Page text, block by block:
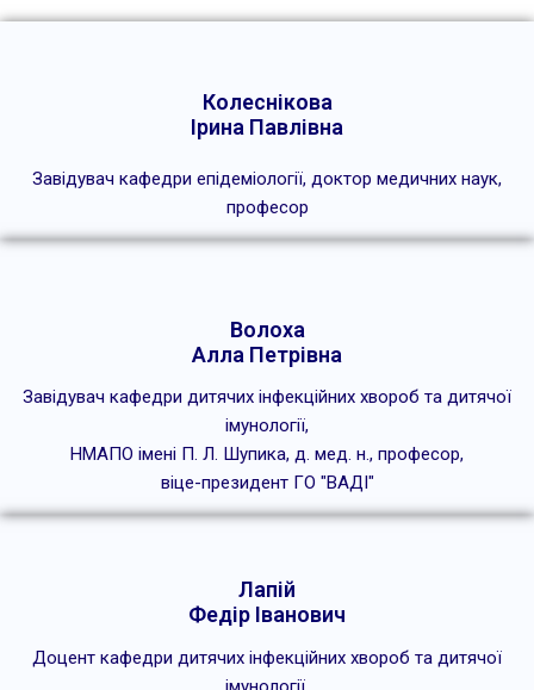
Колеснікова
Ірина Павлівна
Завідувач кафедри епідеміології, доктор медичних наук,
професор
Волоха
Алла Петрівна
Завідувач кафедри дитячих інфекційних хвороб та дитячої
імунології,
НМАПО імені П. Л. Шупика, д. мед. н., професор,
віце-президент ГО "ВАДІ"
Лапій
Федір Іванович
Доцент кафедри дитячих інфекційних хвороб та дитячої